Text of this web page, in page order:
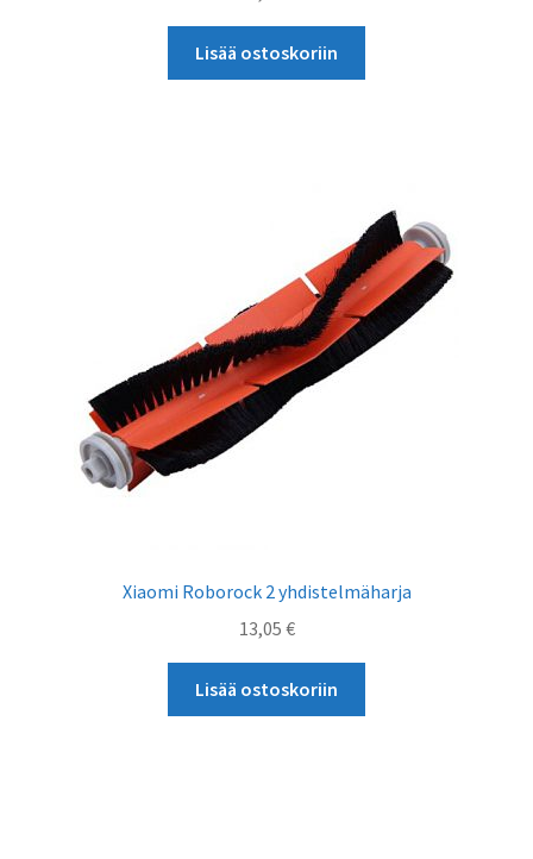
Lisää ostoskoriin
Xiaomi Roborock 2 yhdistelmäharja
13,05 €
Lisää ostoskoriin